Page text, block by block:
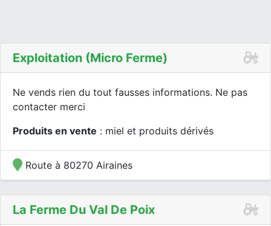
Exploitation (micro Ferme)
Ne vends rien du tout fausses informations. Ne pas
contacter merci
Produits en vente : miel et produits dérivés
Route à 80270 Airaines
La Ferme Du Val De Poix